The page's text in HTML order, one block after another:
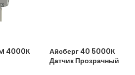
4000К
Айсберг 40 5000К
Датчик Прозрачный